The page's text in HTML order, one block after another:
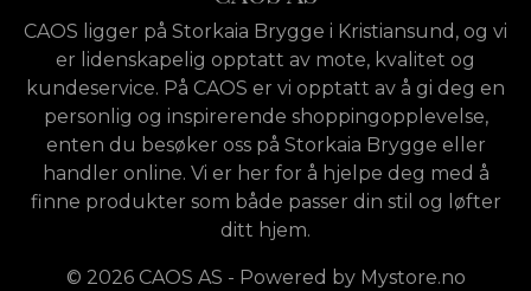
CAOS ligger på Storkaia Brygge i Kristiansund, og vi
er lidenskapelig opptatt av mote, kvalitet og
kundeservice. På CAOS er vi opptatt av å gi deg en
personlig og inspirerende shoppingopplevelse,
enten du besøker oss på Storkaia Brygge eller
handler online. Vi er her for å hjelpe deg med å
finne produkter som både passer din stil og løfter
ditt hjem.
© 2026 CAOS AS - Powered by Mystore.no